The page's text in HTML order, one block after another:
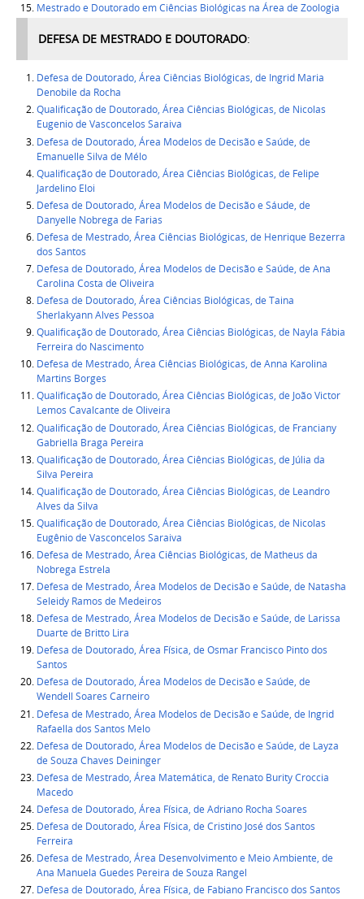
Mestrado e Doutorado em Ciências Biológicas na Área de Zoologia
DEFESA DE MESTRADO E DOUTORADO:
Defesa de Doutorado, Área Ciências Biológicas, de Ingrid Maria
Denobile da Rocha
Qualificação de Doutorado, Área Ciências Biológicas, de Nicolas
Eugenio de Vasconcelos Saraiva
Defesa de Doutorado, Área Modelos de Decisão e Saúde, de
Emanuelle Silva de Mélo
Qualificação de Doutorado, Área Ciências Biológicas, de Felipe
Jardelino Eloi
Defesa de Doutorado, Área Modelos de Decisão e Sáude, de
Danyelle Nobrega de Farias
Defesa de Mestrado, Área Ciências Biológicas, de Henrique Bezerra
dos Santos
Defesa de Doutorado, Área Modelos de Decisão e Saúde, de Ana
Carolina Costa de Oliveira
Defesa de Doutorado, Área Ciências Biológicas, de Taina
Sherlakyann Alves Pessoa
Qualificação de Doutorado, Área Ciências Biológicas, de Nayla Fábia
Ferreira do Nascimento
Defesa de Mestrado, Área Ciências Biológicas, de Anna Karolina
Martins Borges
Qualificação de Doutorado, Área Ciências Biológicas, de João Victor
Lemos Cavalcante de Oliveira
Qualificação de Doutorado, Área Ciências Biológicas, de Franciany
Gabriella Braga Pereira
Qualificação de Doutorado, Área Ciências Biológicas, de Júlia da
Silva Pereira
Qualificação de Doutorado, Área Ciências Biológicas, de Leandro
Alves da Silva
Qualificação de Doutorado, Área Ciências Biológicas, de Nicolas
Eugênio de Vasconcelos Saraiva
Defesa de Mestrado, Área Ciências Biológicas, de Matheus da
Nobrega Estrela
Defesa de Mestrado, Área Modelos de Decisão e Saúde, de Natasha
Seleidy Ramos de Medeiros
Defesa de Mestrado, Área Modelos de Decisão e Saúde, de Larissa
Duarte de Britto Lira
Defesa de Doutorado, Área Física, de Osmar Francisco Pinto dos
Santos
Defesa de Doutorado, Área Modelos de Decisão e Saúde, de
Wendell Soares Carneiro
Defesa de Mestrado, Área Modelos de Decisão e Saúde, de Ingrid
Rafaella dos Santos Melo
Defesa de Doutorado, Área Modelos de Decisão e Saúde, de Layza
de Souza Chaves Deininger
Defesa de Mestrado, Área Matemática, de Renato Burity Croccia
Macedo
Defesa de Doutorado, Área Física, de Adriano Rocha Soares
Defesa de Doutorado, Área Física, de Cristino José dos Santos
Ferreira
Defesa de Mestrado, Área Desenvolvimento e Meio Ambiente, de
Ana Manuela Guedes Pereira de Souza Rangel
Defesa de Doutorado, Área Física, de Fabiano Francisco dos Santos